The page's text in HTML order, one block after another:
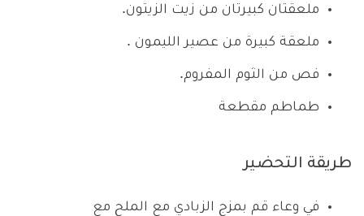
ملعقتان كبيرتان من زيت الزيتون.
ملعقة كبيرة من عصير الليمون .
فص من الثوم المفروم.
طماطم مقطعة
طريقة التحضير
في وعاء قم بمزج الزبادي مع الملح مع